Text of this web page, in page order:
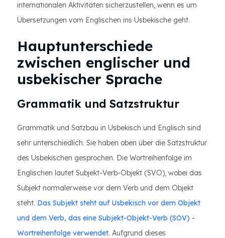
internationalen Aktivitäten sicherzustellen, wenn es um
Übersetzungen vom Englischen ins Usbekische geht.
Hauptunterschiede
zwischen englischer und
usbekischer Sprache
Grammatik und Satzstruktur
Grammatik und Satzbau in Usbekisch und Englisch sind
sehr unterschiedlich. Sie haben oben über die Satzstruktur
des Usbekischen gesprochen. Die Wortreihenfolge im
Englischen lautet Subjekt-Verb-Objekt (SVO), wobei das
Subjekt normalerweise vor dem Verb und dem Objekt
steht. Das Subjekt steht auf Usbekisch vor dem Objekt
und dem Verb, das eine Subjekt-Objekt-Verb (SOV) -
Wortreihenfolge verwendet. Aufgrund dieses